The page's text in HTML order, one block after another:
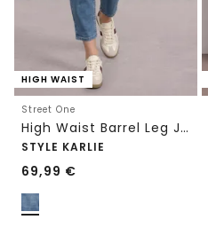
HIGH WAIST
Street One
High Waist Barrel Leg Jeans im Loose Fit
STYLE KARLIE
69,99 €